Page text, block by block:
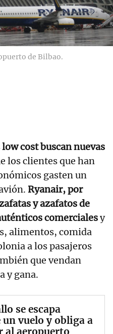
de Bilbao.
cost buscan nuevas
los clientes que han
gasten un
Ryanair, por
y azafatos de
comercialesy
alimentos, comida
a los pasajeros
que vendan
y gana.
se escapa
vuelo y obliga a